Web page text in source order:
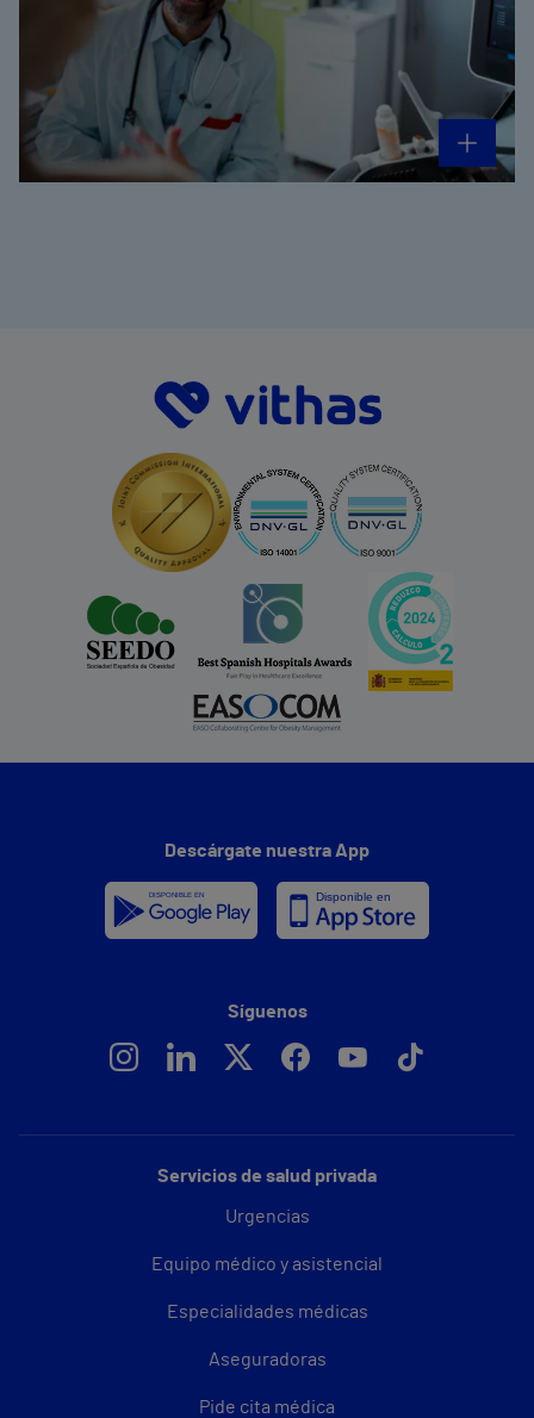
Servicios de salud privada
Urgencias
Equipo médico y asistencial
Especialidades médicas
Aseguradoras
Pide cita médica
Descárgate nuestra App
Síguenos